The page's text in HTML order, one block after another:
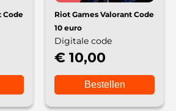
Code
Riot Games Valorant Code
10 euro
Digitale code
€ 10,00
Bestellen